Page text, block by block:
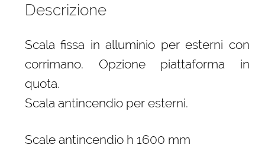
Descrizione
Scala fissa in alluminio per esterni con
corrimano. Opzione piattaforma in
quota.
Scala antincendio per esterni.
Scale antincendio h 1600 mm